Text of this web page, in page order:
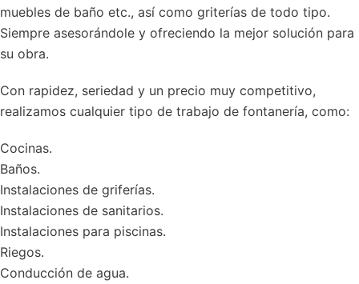
muebles de baño etc., así como griterías de todo tipo.
Siempre asesorándole y ofreciendo la mejor solución para
su obra.
Con rapidez, seriedad y un precio muy competitivo,
realizamos cualquier tipo de trabajo de fontanería, como:
Cocinas.
Baños.
Instalaciones de griferías.
Instalaciones de sanitarios.
Instalaciones para piscinas.
Riegos.
Conducción de agua.